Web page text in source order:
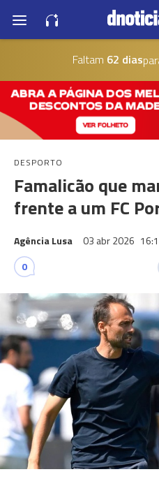
Faltam 62 dias
DESPORTO
Famalicão que
frente a um FC
Agência Lusa 03 abr 2026
0